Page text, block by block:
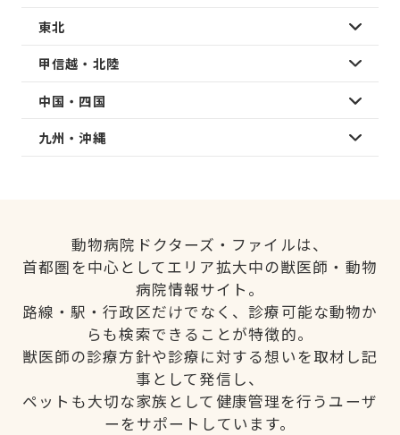
東北
甲信越・北陸
中国・四国
九州・沖縄
動物病院ドクターズ・ファイルは、
首都圏を中心としてエリア拡大中の獣医師・動物
病院情報サイト。
路線・駅・行政区だけでなく、診療可能な動物か
らも検索できることが特徴的。
獣医師の診療方針や診療に対する想いを取材し記
事として発信し、
ペットも大切な家族として健康管理を行うユーザ
ーをサポートしています。